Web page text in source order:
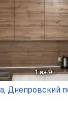
1 из 9
Днепровский